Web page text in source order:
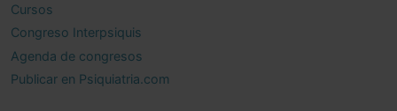
Cursos
Congreso Interpsiquis
Agenda de congresos
Publicar en Psiquiatria.com